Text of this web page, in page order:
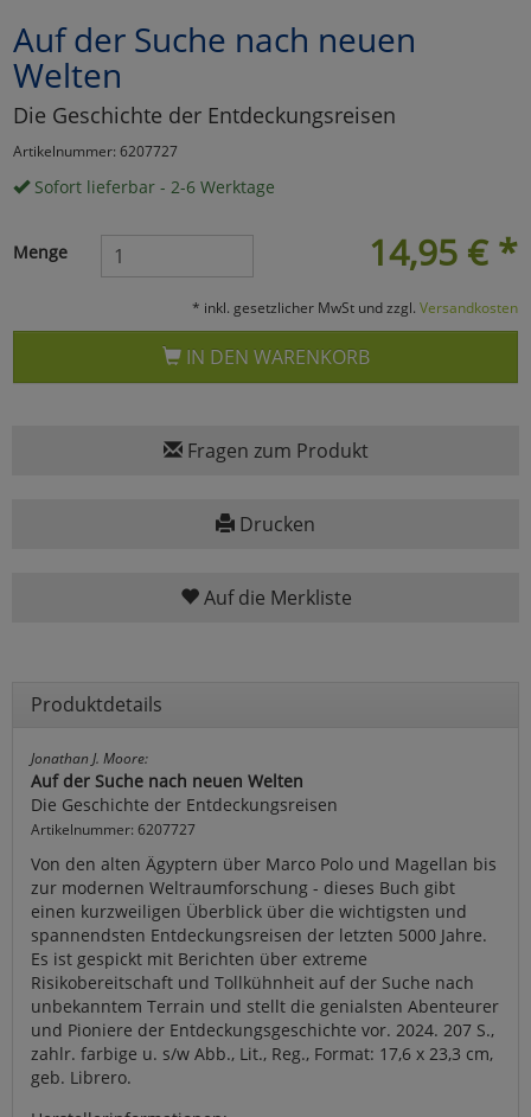
Auf der Suche nach neuen
Welten
Die Geschichte der Entdeckungsreisen
Artikelnummer: 6207727
Sofort lieferbar - 2-6 Werktage
14,95 € *
Menge
* inkl. gesetzlicher MwSt und zzgl. Versandkosten
IN DEN WARENKORB
Fragen zum Produkt
Drucken
Auf die Merkliste
Produktdetails
Jonathan J. Moore:
Auf der Suche nach neuen Welten
Die Geschichte der Entdeckungsreisen
Artikelnummer: 6207727
Von den alten Ägyptern über Marco Polo und Magellan bis
zur modernen Weltraumforschung - dieses Buch gibt
einen kurzweiligen Überblick über die wichtigsten und
spannendsten Entdeckungsreisen der letzten 5000 Jahre.
Es ist gespickt mit Berichten über extreme
Risikobereitschaft und Tollkühnheit auf der Suche nach
unbekanntem Terrain und stellt die genialsten Abenteurer
und Pioniere der Entdeckungsgeschichte vor. 2024. 207 S.,
zahlr. farbige u. s/w Abb., Lit., Reg., Format: 17,6 x 23,3 cm,
geb. Librero.
Marketing
Umfragetools
Cookies
Alle Akzeptieren
Einstellungen speichern
zurückzu Haupptseite